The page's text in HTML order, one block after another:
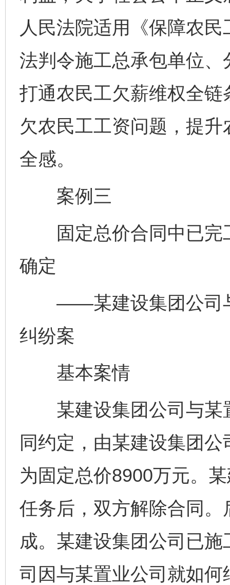
人民法院适用《保障农
法判令施工总承包单位
打通农民工欠薪维权全
欠农民工工资问题，提
全感。
案例三
固定总价合同中已完
确定
——某建设集团公司与
纠纷案
基本案情
某建设集团公司与某
同约定，由某建设集团
为固定总价8900万元。
任务后，双方解除合同
成。某建设集团公司已
司因与某置业公司就如